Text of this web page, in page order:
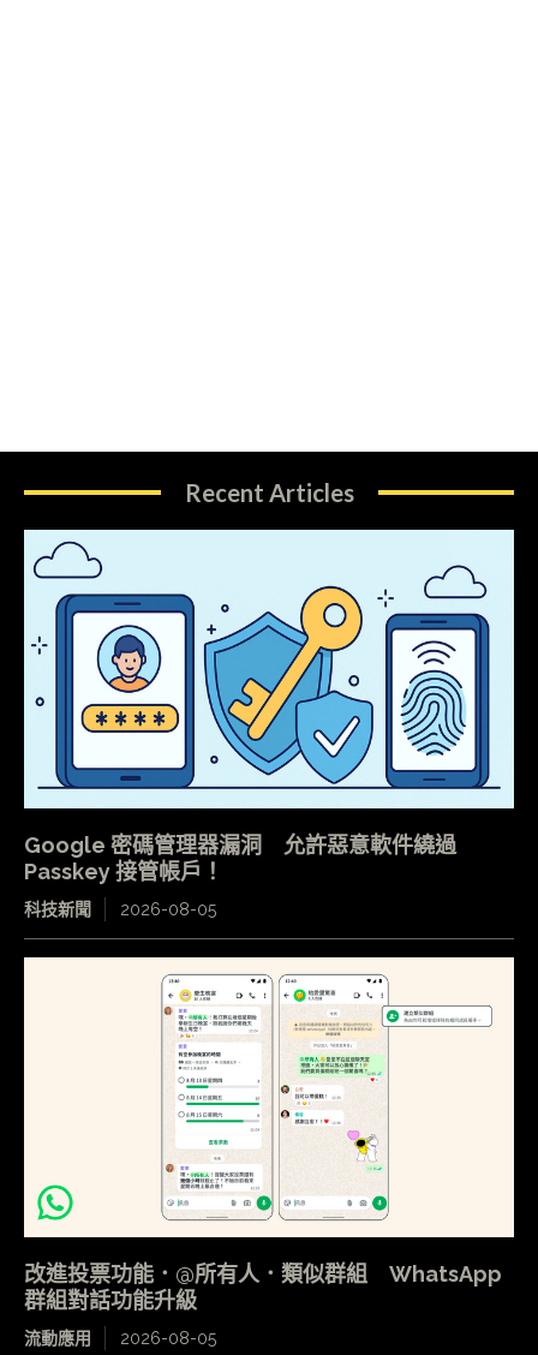
Recent Articles
Google 密碼管理器漏洞 允許惡意軟件繞過
Passkey 接管帳戶！
科技新聞 2026-08-05
改進投票功能．@所有人．類似群組 WhatsApp
群組對話功能升級
流動應用 2026-08-05